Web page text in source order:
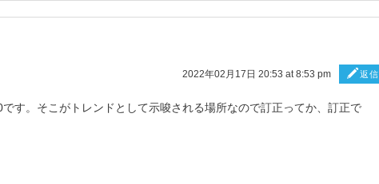
2022年02月17日 20:53 at 8:53 pm 返信
す。そこがトレンドとして示唆される場所なので訂正ってか、訂正で